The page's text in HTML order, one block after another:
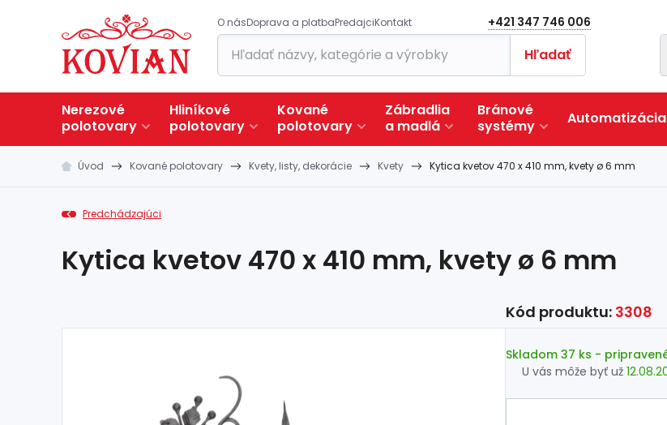
O násDoprava a platbaPredajciKontakt +421 347 746 006
Hľadať
Nerezové
polotovary
Hliníkové
polotovary
Kované
polotovary
Zábradlia
a madlá
Bránové
systémy
Automatizácia
Úvod Kované polotovary Kvety, listy, dekorácie Kvety Kytica kvetov 470 x 410 mm, kvety ø 6 mm
Predchádzajúci
Kytica kvetov 470 x 410 mm, kvety ø 6 mm
Kód produktu: 3308
Skladom 37 ks -
U vás môže byť už